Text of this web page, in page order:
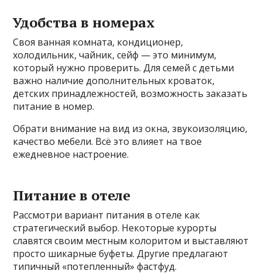
Удобства в номерах
Своя ванная комната, кондиционер,
холодильник, чайник, сейф — это минимум,
который нужно проверить. Для семей с детьми
важно наличие дополнительных кроваток,
детских принадлежностей, возможность заказать
питание в номер.
Обрати внимание на вид из окна, звукоизоляцию,
качество мебели. Всё это влияет на твое
ежедневное настроение.
Питание в отеле
Рассмотри вариант питания в отеле как
стратегический выбор. Некоторые курорты
славятся своим местным колоритом и выставляют
просто шикарные буфеты. Другие предлагают
типичный «потепленный» фастфуд.